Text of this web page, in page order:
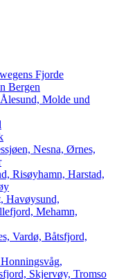
Fjorde
Bergen
Molde und
Nesna, Ørnes,
Risøyhamn, Harstad,
Havøysund,
Mehamn,
Vardø, Båtsfjord,
Skjervøy, Tromso